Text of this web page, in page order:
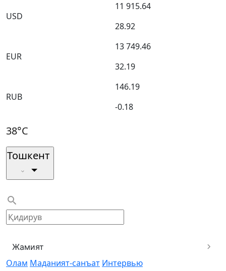
USD
11 915.64
28.92
EUR
13 749.46
32.19
RUB
146.19
-0.18
38°C
Тошкент
Жамият
Олам Маданият-санъат Интервью